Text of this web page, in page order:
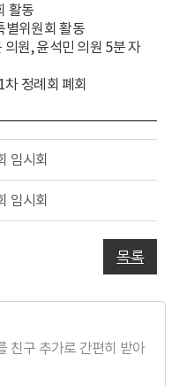
활동
별위원회 활동
원, 윤석민 의원 5분 자
정례회 폐회
임시회
임시회
목록
친구 추가로 간편히 받아